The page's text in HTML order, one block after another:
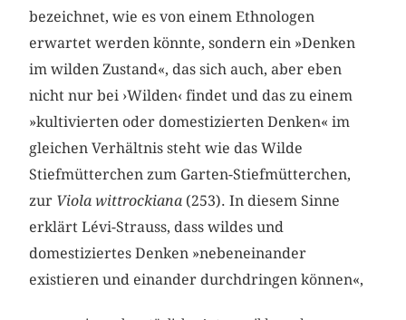
bezeichnet, wie es von einem Ethnologen
erwartet werden könnte, sondern ein »Denken
im wilden Zustand«, das sich auch, aber eben
nicht nur bei ›Wilden‹ findet und das zu einem
»kultivierten oder domestizierten Denken« im
gleichen Verhältnis steht wie das Wilde
Stiefmütterchen zum Garten-Stiefmütterchen,
zur Viola wittrockiana (253). In diesem Sinne
erklärt Lévi-Strauss, dass wildes und
domestiziertes Denken »nebeneinander
existieren und einander durchdringen können«,